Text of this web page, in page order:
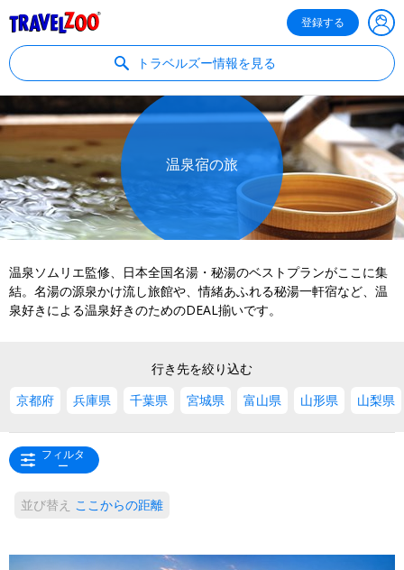
登録する
トラベルズー情報を見る
温泉宿の旅
温泉ソムリエ監修、日本全国名湯・秘湯のベストプランがここに集
結。名湯の源泉かけ流し旅館や、情緒あふれる秘湯一軒宿など、温
泉好きによる温泉好きのためのDEAL揃いです。
行き先を絞り込む
京都府
兵庫県 千葉県 宮城県 富山県 山形県 山梨県
フィルタ
ー
並び替え ここからの距離